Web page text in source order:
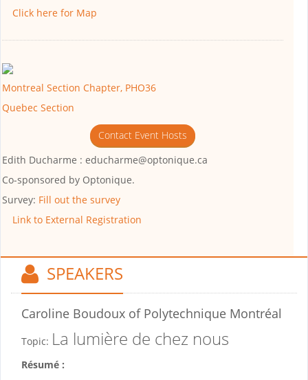
Click here for Map
Montreal Section Chapter, PHO36
Quebec Section
Contact Event Hosts
Edith Ducharme : educharme@optonique.ca
Co-sponsored by Optonique.
Survey: Fill out the survey
Link to External Registration
SPEAKERS
Caroline Boudoux of Polytechnique Montréal
Topic: La lumière de chez nous
Résumé :